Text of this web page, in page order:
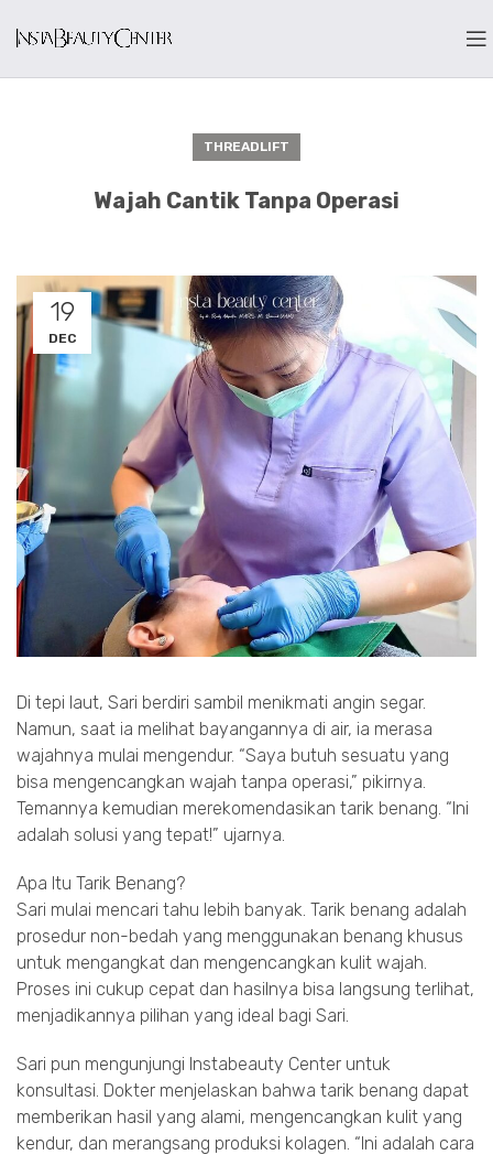
THREADLIFT
Wajah Cantik Tanpa Operasi
19
DEC
Di tepi laut, Sari berdiri sambil menikmati angin segar.
Namun, saat ia melihat bayangannya di air, ia merasa
wajahnya mulai mengendur. “Saya butuh sesuatu yang
bisa mengencangkan wajah tanpa operasi,” pikirnya.
Temannya kemudian merekomendasikan tarik benang. “Ini
adalah solusi yang tepat!” ujarnya.
Apa Itu Tarik Benang?
Sari mulai mencari tahu lebih banyak. Tarik benang adalah
prosedur non-bedah yang menggunakan benang khusus
untuk mengangkat dan mengencangkan kulit wajah.
Proses ini cukup cepat dan hasilnya bisa langsung terlihat,
menjadikannya pilihan yang ideal bagi Sari.
Sari pun mengunjungi Instabeauty Center untuk
konsultasi. Dokter menjelaskan bahwa tarik benang dapat
memberikan hasil yang alami, mengencangkan kulit yang
kendur, dan merangsang produksi kolagen. “Ini adalah cara